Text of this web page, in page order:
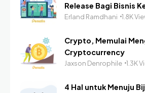
Release Bagi Bisnis
Erland Ramdhani 1.8K
Crypto, Memulai
Cryptocurrency
Jaxson Denrophile 1.3K
4 Hal untuk Menuju